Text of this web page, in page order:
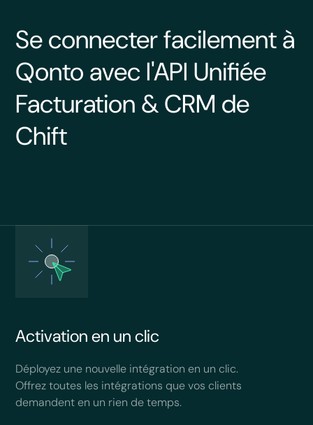
Se connecter facilement à
Qonto avec l'API Unifiée
Facturation & CRM de
Chift
Activation en un clic
Déployez une nouvelle intégration en un clic.
Offrez toutes les intégrations que vos clients
demandent en un rien de temps.